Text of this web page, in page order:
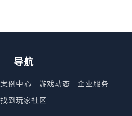
导航
案例中心 游戏动态
企业服务
找到玩家社区